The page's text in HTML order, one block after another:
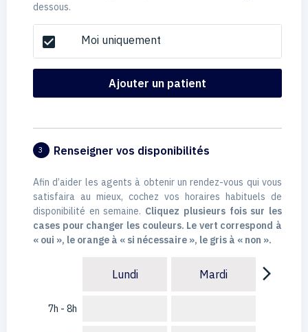
dessous.
check_box Moi uniquement
Ajouter un patient
3 Renseigner vos disponibilités
Afin d’aider les agents à obtenir un rendez-vous qui vous
satisfaira au mieux, cochez vos horaires habituels de
disponibilité en semaine. Cliquez plusieurs fois sur les
cases pour changer les couleurs. Le vert correspond à
« oui », le orange à « si nécessaire », le gris à « non ».
7h - 8h
Lundi Mardi arrow_forward_ios